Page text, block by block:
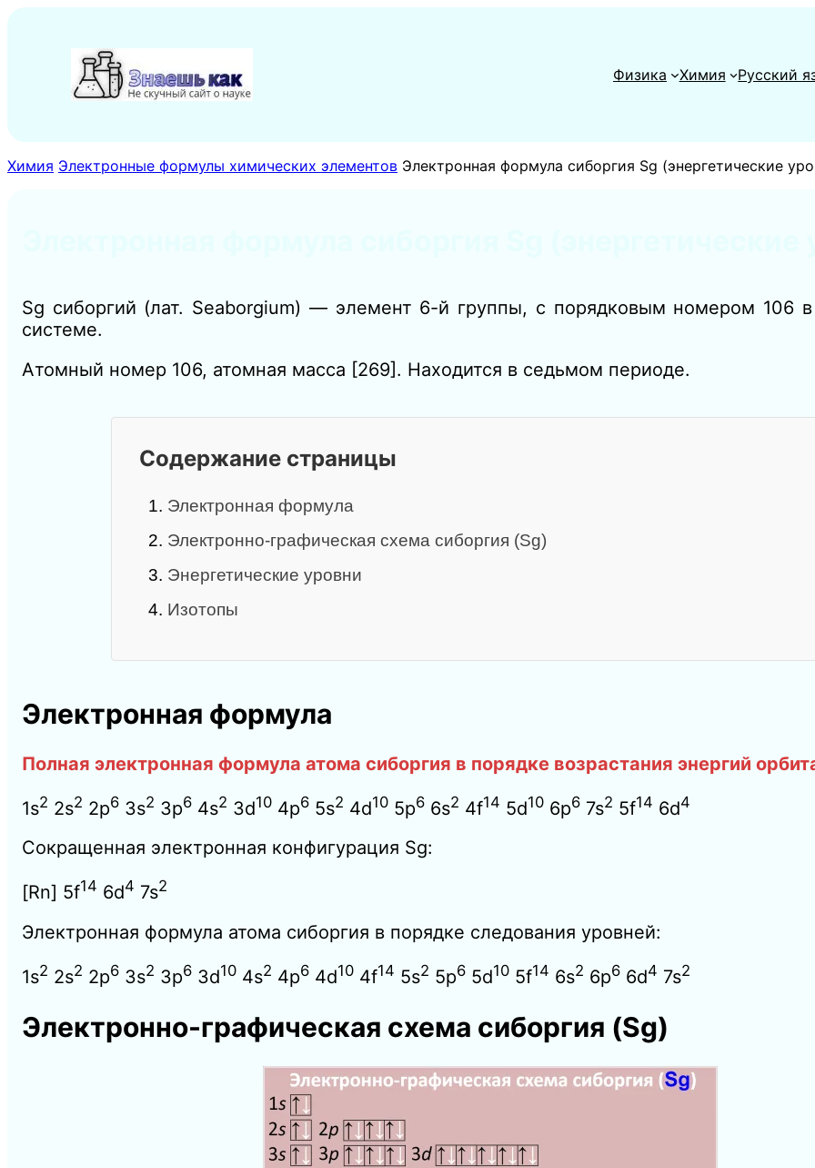
содержимому
Физика
Химия Русский
Химия Электронные формулы химических элементов Электронная формула сиборгия Sg (энергетические
Sg сиборгий (лат. Seaborgium) — элемент 6-й группы, с порядковым номером 106 в
системе.
Атомный номер 106, атомная масса [269]. Находится в седьмом периоде.
Содержание страницы
1. Электронная формула
2. Электронно-графическая схема сиборгия (Sg)
3. Энергетические уровни
4. Изотопы
Электронная формула
Полная электронная формула атома сиборгия в порядке возрастания энергий
1s2 2s2 2p6 3s2 3p6 4s2 3d10 4p6 5s2 4d10 5p6 6s2 4f14 5d10 6p6 7s2 5f14 6d4
Сокращенная электронная конфигурация Sg:
[Rn] 5f14 6d4 7s2
Электронная формула атома сиборгия в порядке следования уровней:
1s2 2s2 2p6 3s2 3p6 3d10 4s2 4p6 4d10 4f14 5s2 5p6 5d10 5f14 6s2 6p6 6d4 7s2
Электронно-графическая схема сиборгия (Sg)